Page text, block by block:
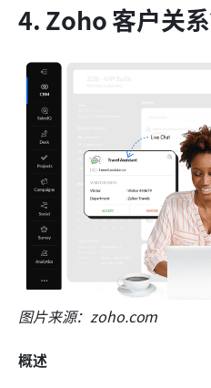
4. Zoho 客户关
图片来源：zoho.com
概述